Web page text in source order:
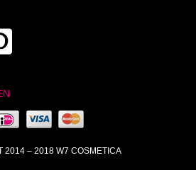
2014 – 2018 W7 COSMETICA